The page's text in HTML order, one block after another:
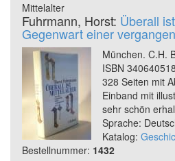
Mittelalter
Fuhrmann, Horst: Überall
Gegenwart einer
München. C.H.
ISBN
328 Seiten mit
Einband mit
sehr schön
Sprache:
Katalog:
Bestellnummer: 1432